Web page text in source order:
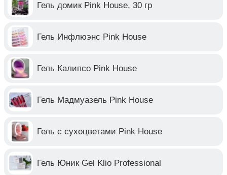
Гель домик Pink House, 30 гр
Гель Инфлюэнс Pink House
Гель Калипсо Pink House
Гель Мадмуазель Pink House
Гель с сухоцветами Pink House
Гель Юник Gel Klio Professional